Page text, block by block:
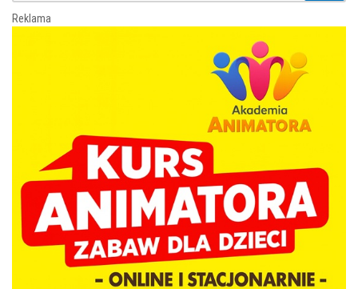
Reklama